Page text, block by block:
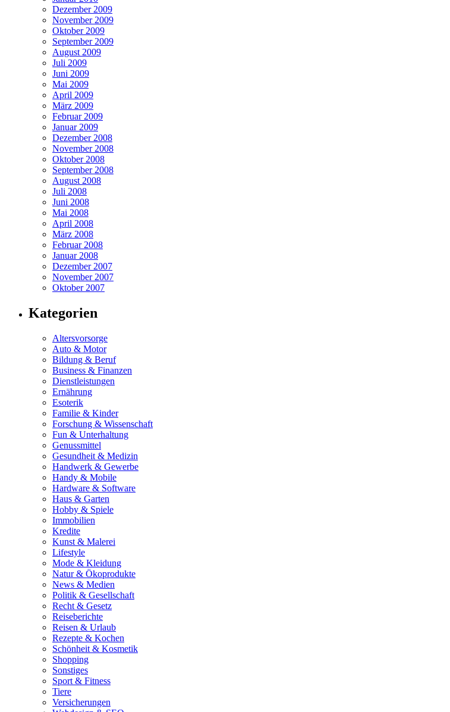
Dezember 2009
November 2009
Oktober 2009
September 2009
August 2009
Juli 2009
Juni 2009
Mai 2009
April 2009
März 2009
Februar 2009
Januar 2009
Dezember 2008
November 2008
Oktober 2008
September 2008
August 2008
Juli 2008
Juni 2008
Mai 2008
April 2008
März 2008
Februar 2008
Januar 2008
Dezember 2007
November 2007
Oktober 2007
Kategorien
Altersvorsorge
Auto & Motor
Bildung & Beruf
Business & Finanzen
Dienstleistungen
Ernährung
Esoterik
Familie & Kinder
Forschung & Wissenschaft
Fun & Unterhaltung
Genussmittel
Gesundheit & Medizin
Handwerk & Gewerbe
Handy & Mobile
Hardware & Software
Haus & Garten
Hobby & Spiele
Immobilien
Kredite
Kunst & Malerei
Lifestyle
Mode & Kleidung
Natur & Ökoprodukte
News & Medien
Politik & Gesellschaft
Recht & Gesetz
Reiseberichte
Reisen & Urlaub
Rezepte & Kochen
Schönheit & Kosmetik
Shopping
Sonstiges
Sport & Fitness
Tiere
Versicherungen